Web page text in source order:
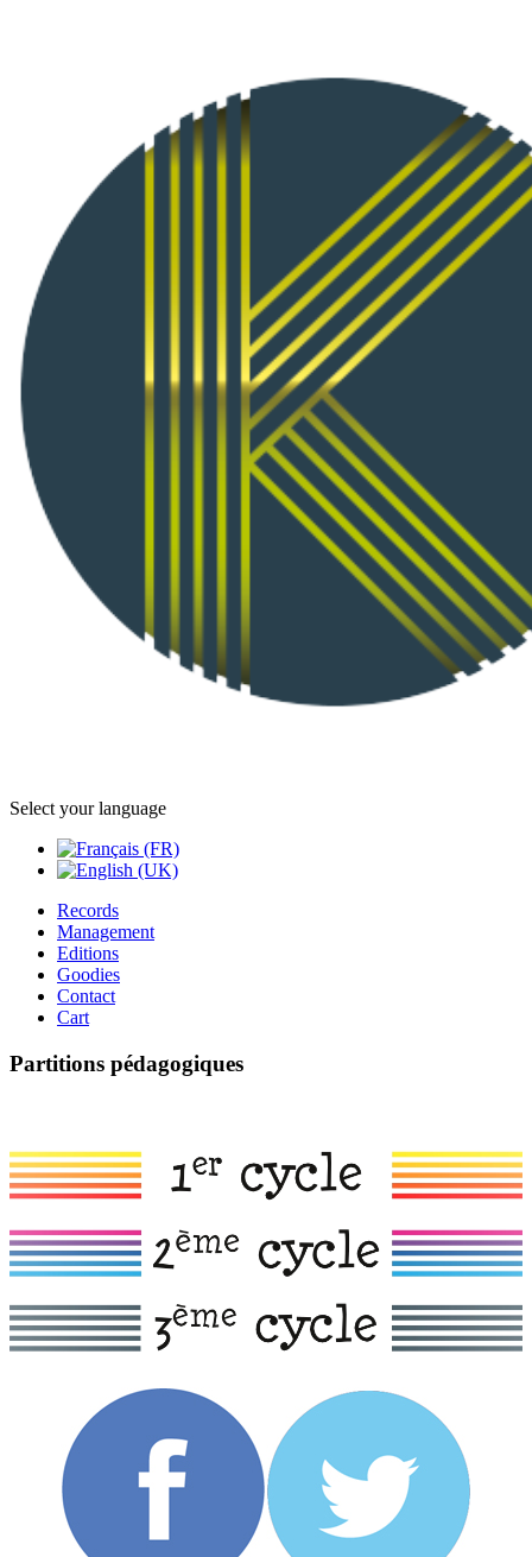
Select your language
Records
Management
Editions
Goodies
Contact
Cart
Partitions pédagogiques